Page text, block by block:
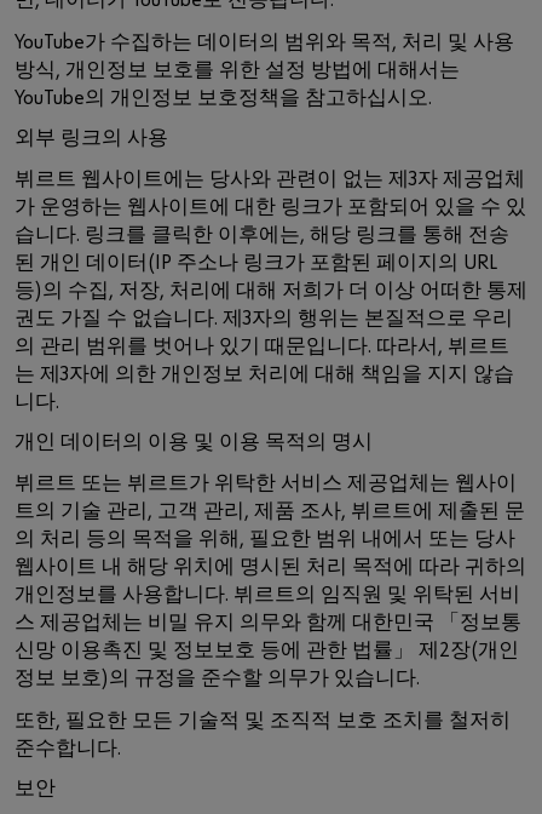
YouTube가 수집하는 데이터의 범위와 목적, 처리 및 사용
방식, 개인정보 보호를 위한 설정 방법에 대해서는
YouTube의 개인정보 보호정책을 참고하십시오.
외부 링크의 사용
뷔르트 웹사이트에는 당사와 관련이 없는 제3자 제공업체
가 운영하는 웹사이트에 대한 링크가 포함되어 있을 수 있
습니다. 링크를 클릭한 이후에는, 해당 링크를 통해 전송
된 개인 데이터(IP 주소나 링크가 포함된 페이지의 URL
등)의 수집, 저장, 처리에 대해 저희가 더 이상 어떠한 통제
권도 가질 수 없습니다. 제3자의 행위는 본질적으로 우리
의 관리 범위를 벗어나 있기 때문입니다. 따라서, 뷔르트
는 제3자에 의한 개인정보 처리에 대해 책임을 지지 않습
니다.
개인 데이터의 이용 및 이용 목적의 명시
뷔르트 또는 뷔르트가 위탁한 서비스 제공업체는 웹사이
트의 기술 관리, 고객 관리, 제품 조사, 뷔르트에 제출된 문
의 처리 등의 목적을 위해, 필요한 범위 내에서 또는 당사
웹사이트 내 해당 위치에 명시된 처리 목적에 따라 귀하의
개인정보를 사용합니다. 뷔르트의 임직원 및 위탁된 서비
스 제공업체는 비밀 유지 의무와 함께 대한민국 「정보통
신망 이용촉진 및 정보보호 등에 관한 법률」 제2장(개인
정보 보호)의 규정을 준수할 의무가 있습니다.
또한, 필요한 모든 기술적 및 조직적 보호 조치를 철저히
준수합니다.
보안